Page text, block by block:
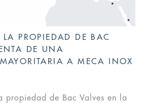
LA PROPIEDAD DE BAC
DE UNA
A MECA INOX
propiedad de Bac Valves en la